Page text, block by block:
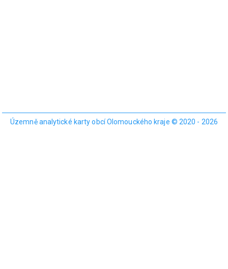
Územně analytické karty obcí Olomouckého kraje © 2020 - 2026